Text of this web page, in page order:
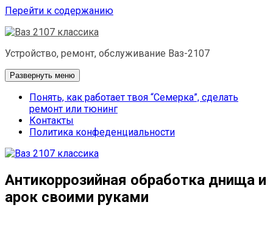
Перейти к содержанию
Устройство, ремонт, обслуживание Ваз-2107
Развернуть меню
Понять, как работает твоя “Семерка”, сделать
ремонт или тюнинг
Контакты
Политика конфеденциальности
Антикоррозийная обработка днища и
арок своими руками